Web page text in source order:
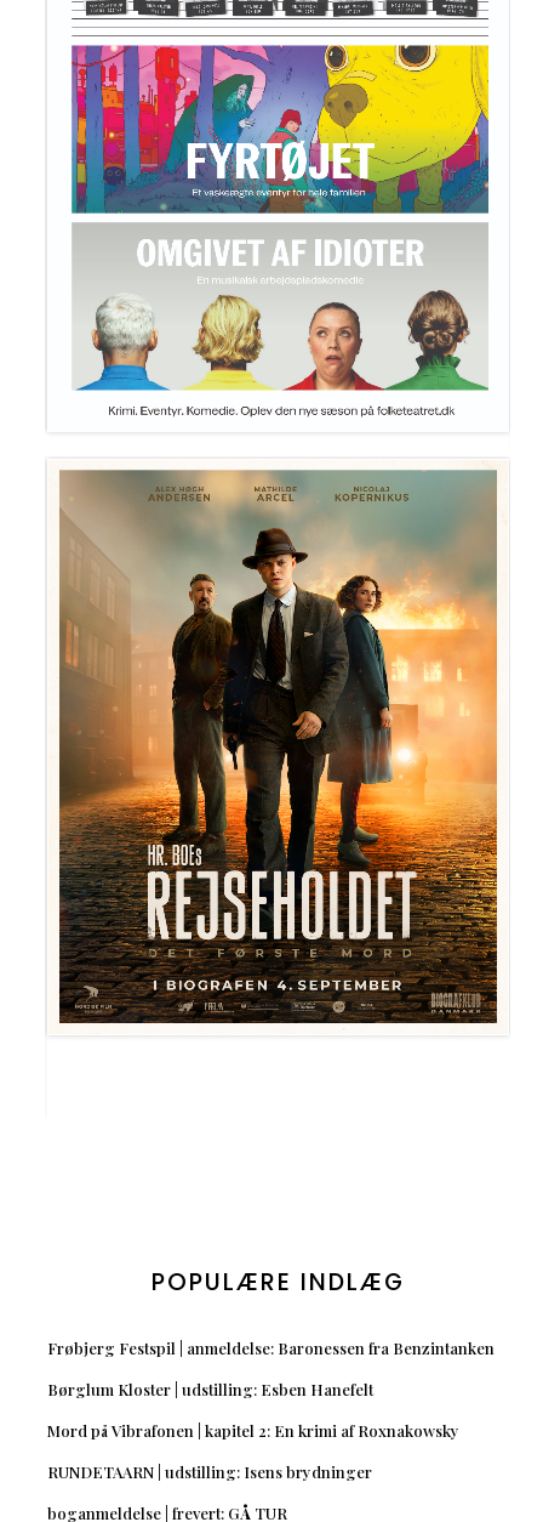
POPULÆRE INDLÆG
Frøbjerg Festspil | anmeldelse: Baronessen fra Benzintanken
Børglum Kloster | udstilling: Esben Hanefelt
Mord på Vibrafonen | kapitel 2: En krimi af Roxnakowsky
RUNDETAARN | udstilling: Isens brydninger
boganmeldelse | frevert: GÅ TUR